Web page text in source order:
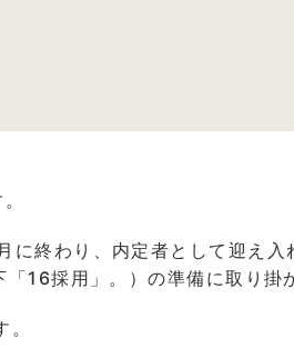
終わり、内定者として迎え入
16採用」。）の準備に取り掛